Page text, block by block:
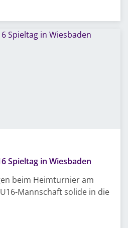
Spieltag in Wiesbaden
beim Heimturnier am
Mannschaft solide in die